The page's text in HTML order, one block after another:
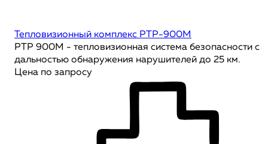
Тепловизионный комплекс РТР-900М
РТР 900М - тепловизионная система безопасности с
дальностью обнаружения нарушителей до 25 км.
Цена по запросу